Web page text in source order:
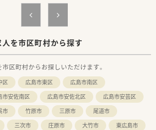
中心に330店舗以上のドラッグストアや調剤薬局
界最大規模の成長を続ける企業です。
ラッグストアを調剤併設店にする目標を掲げ、地域
ついて】
ての雇用で、これまでの経験や年齢を考慮し年収
600万円の範囲で給与が決定いたします。
円の薬剤師手当が含まれるほか、世帯主の方
円の住宅手当が一律で支給されます。
支給され、昇給も年1回あるため、長期的な視点で
た収入を得ながら働くことが可能です。
を市区町村から探す
区町村からお探しいただけます。
区 広島市東区
広島市南区
市安佐南区 広島市安佐北区
広島市安芸区
市 竹原市 三原市
尾道市
三次市 庄原市 大竹市
東広島市